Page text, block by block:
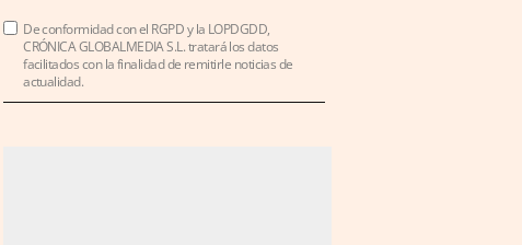
De conformidad con el RGPD y la LOPDGDD,
CRÓNICA GLOBALMEDIA S.L. tratará los datos
facilitados con la finalidad de remitirle noticias de
actualidad.